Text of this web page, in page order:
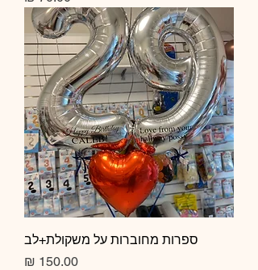
ספרות מחוברות על משקולת+לב
מחיר